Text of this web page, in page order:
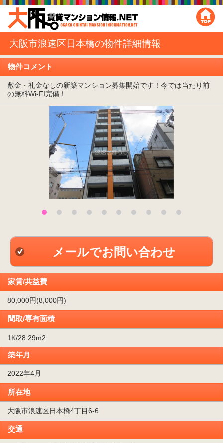
大阪市浪速区日本橋の物件詳細情報
物件コメント
敷金・礼金なしの新築マンション募集開始です！今では当たり前
の無料Wi-FI完備！
メールでお問い合わせ
家賃/共益費
80,000円(8,000円)
間取/専有面積
1K/28.29m2
築年月
2022年4月
所在地
大阪市浪速区日本橋4丁目6-6
交通